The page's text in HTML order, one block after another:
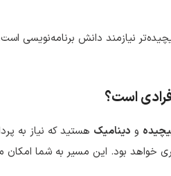
نیازمند دانش برنامه‌نویسی
است؟
و دینامیک هستید که نیاز به
خواهد بود. این مسیر به شما